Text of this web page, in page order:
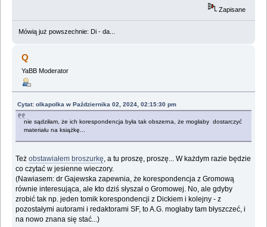
Zapisane
Mówią już powszechnie: Di - da...
Q
YaBB Moderator
Cytat: olkapolka w Października 02, 2024, 02:15:30 pm
nie sądziłam, że ich korespondencja była tak obszerna, że mogłaby dostarczyć
materiału na książkę...
Teżobstawiałem broszurkę, a tu proszę, proszę... W każdym razie będzie
co czytać w jesienne wieczory.
(Nawiasem: dr Gajewska zapewnia, że korespondencja z Gromową
równie interesująca, ale kto dziś słyszał o Gromowej. No, ale gdyby
zrobić tak np. jeden tomik korespondencji z Dickiem i kolejny - z
pozostałymi autorami i redaktorami SF, to A.G. mogłaby tam błyszczeć, i
na nowo znana się stać...)